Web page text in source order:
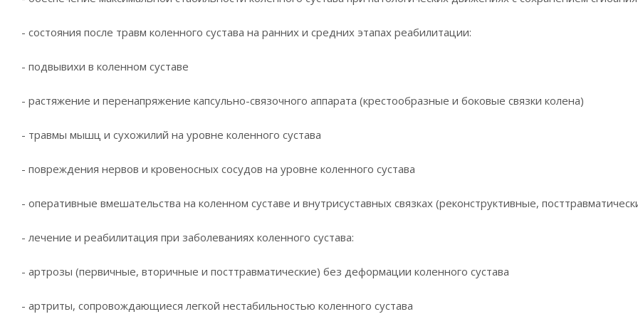
- состояния после травм коленного сустава на ранних и средних этапах реабилитации:
- подвывихи в коленном суставе
- растяжение и перенапряжение капсульно-связочного аппарата (крестообразные и боковые связки колена)
- травмы мышц и сухожилий на уровне коленного сустава
- повреждения нервов и кровеносных сосудов на уровне коленного сустава
- оперативные вмешательства на коленном суставе и внутрисуставных связках (реконструктивные,
- лечение и реабилитация при заболеваниях коленного сустава:
- артрозы (первичные, вторичные и посттравматические) без деформации коленного сустава
- артриты, сопровождающиеся легкой нестабильностью коленного сустава